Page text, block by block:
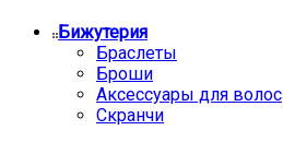
Бижутерия
Браслеты
Броши
Аксессуары для волос
Скранчи